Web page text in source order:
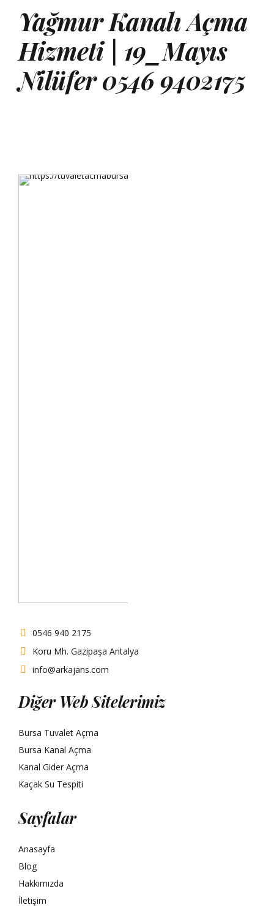
Yağmur Kanalı Açma
Hizmeti | 19_Mayıs
Nilüfer 0546 9402175
0546 940 2175
Koru Mh. Gazipaşa Antalya
info@arkajans.com
Diğer Web Sitelerimiz
Bursa Tuvalet Açma
Bursa Kanal Açma
Kanal Gider Açma
Kaçak Su Tespiti
Sayfalar
Anasayfa
Blog
Hakkımızda
İletişim